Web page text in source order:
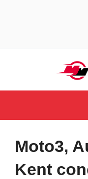
contenuto
Moto3,
Kent